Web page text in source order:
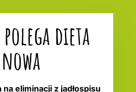
dieta
eliminacji z jadłospisu